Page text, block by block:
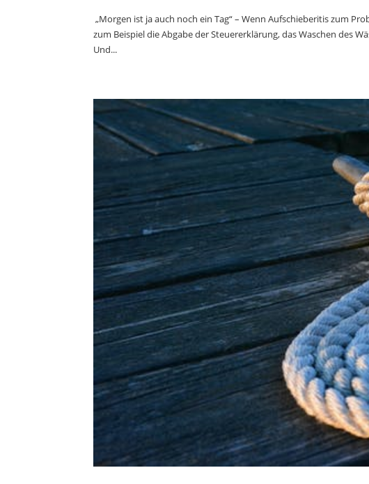
„Morgen ist ja auch noch ein Tag“ – Wenn Aufschieberitis zum
zum Beispiel die Abgabe der Steuererklärung, das Waschen des
Und...